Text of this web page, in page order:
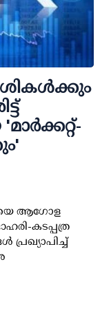
ആഗോള
കടപ്പത്ര
പ്രഖ്യാപിച്ച്